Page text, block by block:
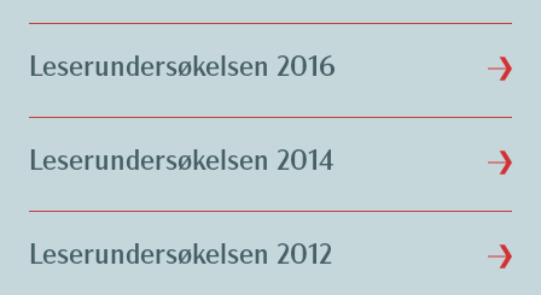
Leserundersøkelsen 2016
Leserundersøkelsen 2014
Leserundersøkelsen 2012